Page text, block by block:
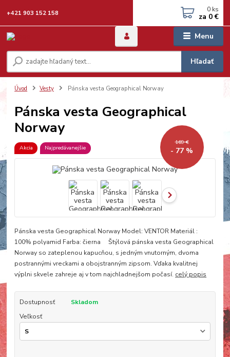
Menu
Hľadať
+421 903 152 158 0 ks
za 0 €
Úvod Vesty Pánska vesta Geographical Norway
Pánska vesta Geographical
Norway
Akcia Najpredávanejšie
169 €
- 77 %
Pánska vesta Geographical Norway Model: VENTOR Materiál :
100% polyamid Farba: čierna Štýlová pánska vesta Geographical
Norway so zateplenou kapucňou, s jedným vnutorným, dvoma
postrannými vreckami a obojstranným zipsom. Vďaka kvalitnej
výplni skvele zahreje aj v tom najchladnejšom počasí. celý popis
Dostupnosť
Skladom
Veľkosť